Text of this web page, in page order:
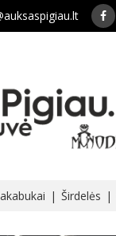
Širdelės